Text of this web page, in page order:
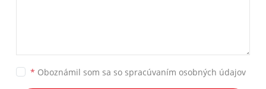
* Oboznámil som sa so spracúvaním osobných údajov